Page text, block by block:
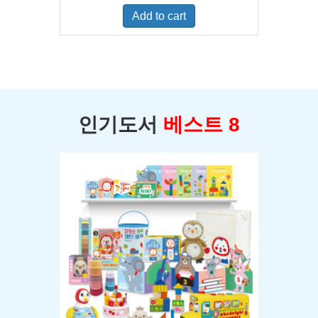
was:
$400.00.
is:
Add to cart
인기도서 베스트 8